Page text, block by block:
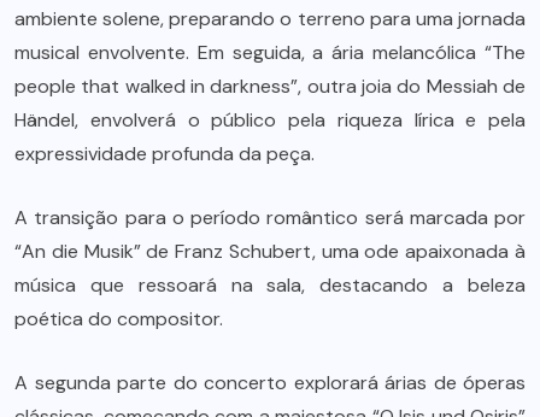
ambiente solene, preparando o terreno para uma jornada
musical envolvente. Em seguida, a ária melancólica “The
people that walked in darkness”, outra joia do Messiah de
Händel, envolverá o público pela riqueza lírica e pela
expressividade profunda da peça.
A transição para o período romântico será marcada por
“An die Musik” de Franz Schubert, uma ode apaixonada à
música que ressoará na sala, destacando a beleza
poética do compositor.
A segunda parte do concerto explorará árias de óperas